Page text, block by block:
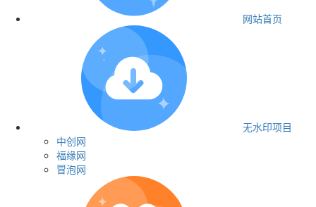
网站首页
无水印项目
中创网
福缘网
冒泡网